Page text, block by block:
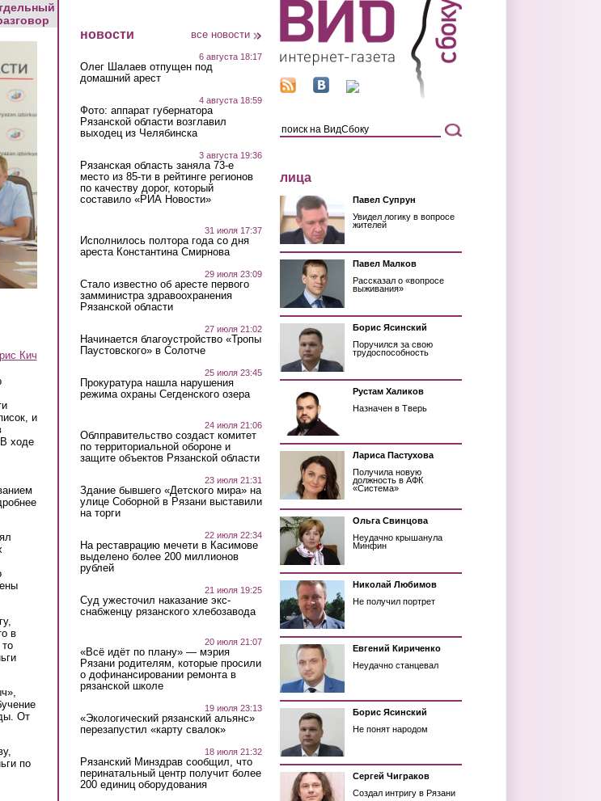
Кич
и
ходе
в
От
по
новости все новости
6 августа 18:17
Олег Шалаев отпущен под
домашний арест
4 августа 18:59
Фото: аппарат губернатора
Рязанской области возглавил
выходец из Челябинска
3 августа 19:36
Рязанская область заняла 73-е
место из 85-ти в рейтинге регионов
по качеству дорог, который
составило «РИА Новости»
31 июля 17:37
Исполнилось полтора года со дня
ареста Константина Смирнова
29 июля 23:09
Стало известно об аресте первого
замминистра здравоохранения
Рязанской области
27 июля 21:02
Начинается благоустройство «Тропы
Паустовского» в Солотче
25 июля 23:45
Прокуратура нашла нарушения
режима охраны Сегденского озера
24 июля 21:06
Облправительство создаст комитет
по территориальной обороне и
защите объектов Рязанской области
23 июля 21:31
Здание бывшего «Детского мира» на
улице Соборной в Рязани выставили
на торги
22 июля 22:34
На реставрацию мечети в Касимове
выделено более 200 миллионов
рублей
21 июля 19:25
Суд ужесточил наказание экс-
снабженцу рязанского хлебозавода
20 июля 21:07
«Всё идёт по плану» — мэрия
Рязани родителям, которые просили
о дофинансировании ремонта в
рязанской школе
19 июля 23:13
«Экологический рязанский альянс»
перезапустил «карту свалок»
18 июля 21:32
Рязанский Минздрав сообщил, что
перинатальный центр получит более
200 единиц оборудования
лица
Павел Супрун
Увидел логику в вопросе
жителей
Павел Малков
Рассказал о «вопросе
выживания»
Борис Ясинский
Поручился за свою
трудоспособность
Рустам Халиков
Назначен в Тверь
Лариса Пастухова
Получила новую
должность в АФК
«Система»
Ольга Свинцова
Неудачно крышанула
Минфин
Николай Любимов
Не получил портрет
Евгений Кириченко
Неудачно станцевал
Борис Ясинский
Не понят народом
Сергей Чиграков
Создал интригу в Рязани